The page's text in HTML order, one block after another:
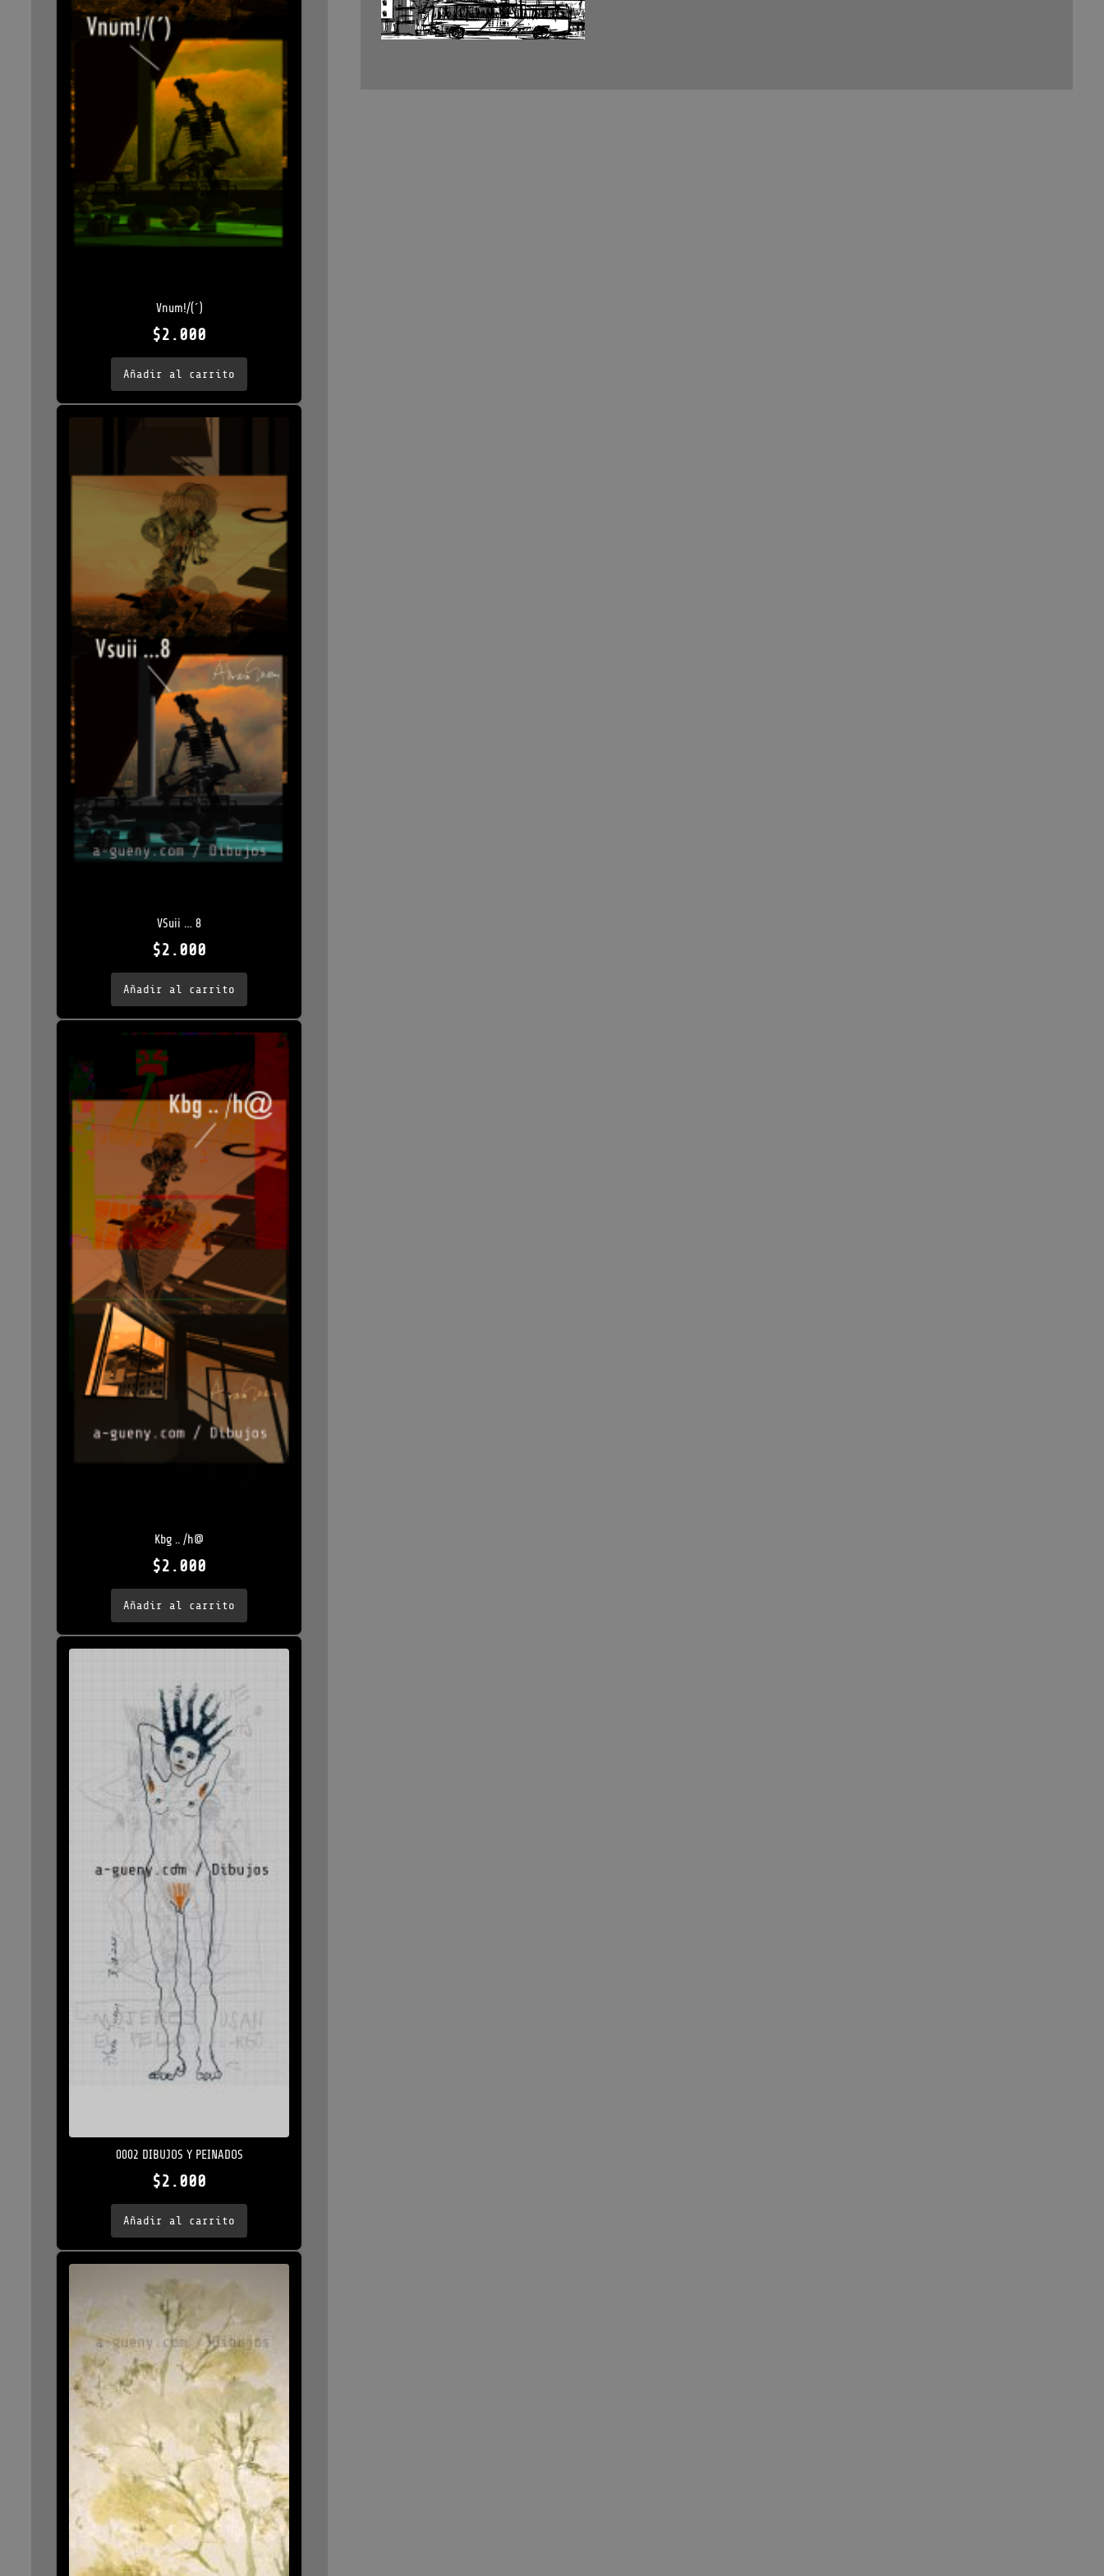
Vnum!/(´)
$2.000
Añadir al carrito
VSuii … 8
$2.000
Añadir al carrito
Kbg .. /h@
$2.000
Añadir al carrito
0002 DIBUJOS Y PEINADOS
$2.000
Añadir al carrito